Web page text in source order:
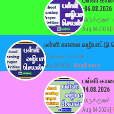
-06.08.2026
திருக்குறள்:
Aug 06 2026 |
பள்ளி காலை வழிபாட்டு
திருக்குறள்: பால் :...
Aug 05 2026 | Read more
பள்ளி
04.08.2026
திருக்குறள்:
Aug 04 2026 |